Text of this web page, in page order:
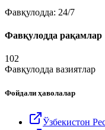
Фавқулодда: 24/7
Фавқулодда рақамлар
102
Фавқулодда вазиятлар
Фойдали ҳаволалар
Ўзбекистон